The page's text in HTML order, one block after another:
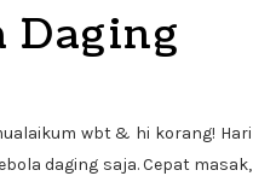
Daging
wbt & hi korang! Hari
daging saja. Cepat masak,